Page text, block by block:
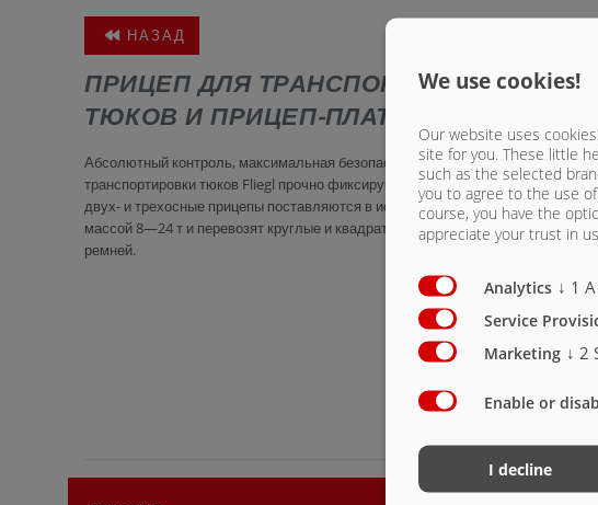
НАЗАД
ПРИЦЕП ДЛЯ ТРАНСПОРТИРОВКИ
ТЮКОВ И ПРИЦЕП-ПЛАТФОРМА
Абсолютный контроль, максимальная безопасность: Прицепы для
транспортировки тюков Fliegl прочно фиксируют тюки. Тандемные,
двух- и трехосные прицепы поставляются в исполнении с общей
массой 8—24 т и перевозят круглые и квадратные тюки без стяжных
ремней.
We use cookies!
Our website uses
site for you. These little
such as the selected
you to agree to the use
course, you have the
appreciate your trust in
Analytics ↓ 1
Service
Marketing ↓ 2
Enable or
I decline